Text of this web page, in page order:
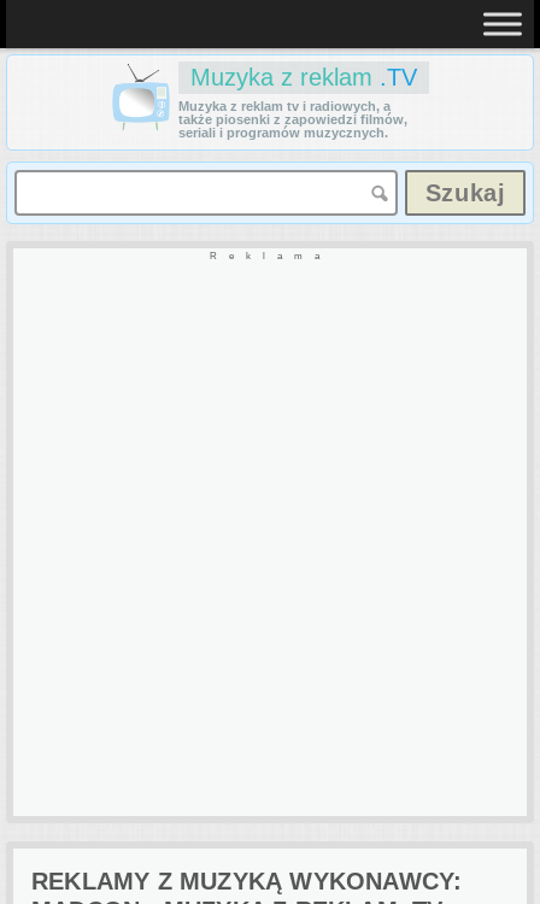
Muzyka z reklam .TV
Muzyka z reklam tv i radiowych, a
także piosenki z zapowiedzi filmów,
seriali i programów muzycznych.
Reklama
REKLAMY Z MUZYKĄ WYKONAWCY: